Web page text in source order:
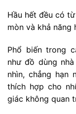
Hầu hết đều có
mòn và khả năng
Phổ biến trong
như đồ dùng
nhìn, chẳng hạn
thích hợp cho
giác không quan